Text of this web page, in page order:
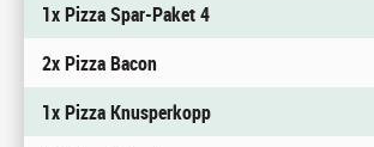
1x Pizza Spar-Paket 4
2x Pizza Bacon
1x Pizza Knusperkopp